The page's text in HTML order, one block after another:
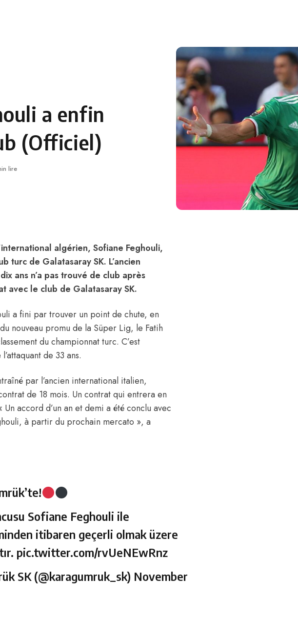
a enfin
(Officiel)
lire
algérien, Sofiane Feghouli,
turc de Galatasaray SK. L’ancien
ans n’a pas trouvé de club après
avec le club de Galatasaray SK.
a fini par trouver un point de chute, en
nouveau promu de la Süper Lig, le Fatih
du championnat turc. C’est
de 33 ans.
par l’ancien international italien,
de 18 mois. Un contrat qui entrera en
accord d’un an et demi a été conclu avec
à partir du prochain mercato », a
Sofiane Feghouli ile
itibaren geçerli olmak üzere
pic.twitter.com/rvUeNEwRnz
SK (@karagumruk_sk) November